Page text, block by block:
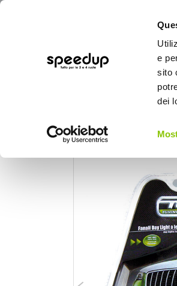
e
sito
dei
Home